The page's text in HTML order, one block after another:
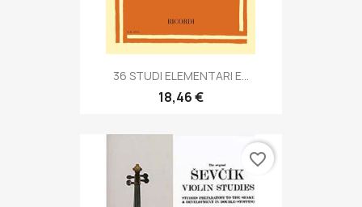
36 STUDI ELEMENTARI E...
18,46 €
favorite_border